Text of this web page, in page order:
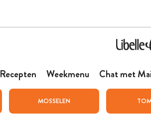
Recepten Weekmenu Chat met
MOSSELEN